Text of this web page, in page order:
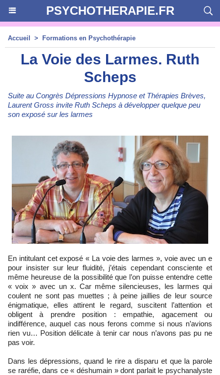
PSYCHOTHERAPIE.FR
Accueil > Formations en Psychothérapie
La Voie des Larmes. Ruth
Scheps
Suite au Congrès Dépressions Hypnose et Thérapies Brèves,
Laurent Gross invite Ruth Scheps à développer quelque peu
son exposé sur les larmes
En intitulant cet exposé « La voie des larmes », voie avec un e
pour insister sur leur fluidité, j’étais cependant consciente et
même heureuse de la possibilité que l’on puisse entendre cette
« voix » avec un x. Car même silencieuses, les larmes qui
coulent ne sont pas muettes ; à peine jaillies de leur source
énigmatique, elles attirent le regard, suscitent l’attention et
obligent à prendre position : empathie, agacement ou
indifférence, auquel cas nous ferons comme si nous n’avions
rien vu… Position délicate à tenir car nous n’avons pas pu ne
pas voir.
Dans les dépressions, quand le rire a disparu et que la parole
se raréfie, dans ce « déshumain » dont parlait le psychanalyste